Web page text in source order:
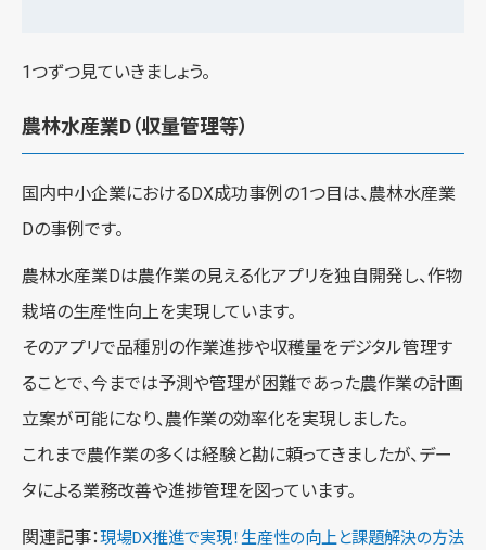
1つずつ見ていきましょう。
農林水産業D（収量管理等）
国内中小企業におけるDX成功事例の1つ目は、農林水産業
Dの事例です。
農林水産業Dは農作業の見える化アプリを独自開発し、作物
栽培の生産性向上を実現しています。
そのアプリで品種別の作業進捗や収穫量をデジタル管理す
ることで、今までは予測や管理が困難であった農作業の計画
立案が可能になり、農作業の効率化を実現しました。
これまで農作業の多くは経験と勘に頼ってきましたが、デー
タによる業務改善や進捗管理を図っています。
関連記事：現場DX推進で実現！生産性の向上と課題解決の方法